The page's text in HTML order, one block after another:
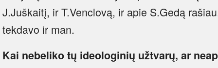
J.Juškaitį, ir T.Venclovą, ir apie S.Gedą
tekdavo ir man.
Kai nebeliko tų ideologinių užtvarų, ar